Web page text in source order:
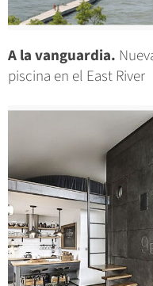
A la vanguardia.
piscina en el East River